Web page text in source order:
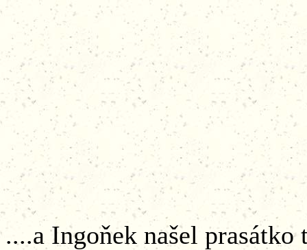
....a Ingoňek našel